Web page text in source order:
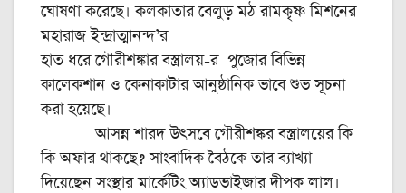
ঘোষণা করেছে। কলকাতার বেলুড় মঠ রামকৃষ্ণ মিশনের
মহারাজ ইন্দ্রাত্মানন্দ’র
হাত ধরে গৌরীশঙ্কার বস্ত্রালয়-র পুজোর বিভিন্ন
কালেকশান ও কেনাকাটার আনুষ্ঠানিক ভাবে শুভ সূচনা
করা হয়েছে।
আসন্ন শারদ উৎসবে গৌরীশঙ্কর বস্ত্রালয়ের কি
কি অফার থাকছে? সাংবাদিক বৈঠকে তার ব্যাখ্যা
দিয়েছেন সংস্থার মার্কেটিং অ্যাডভাইজার দীপক লাল।